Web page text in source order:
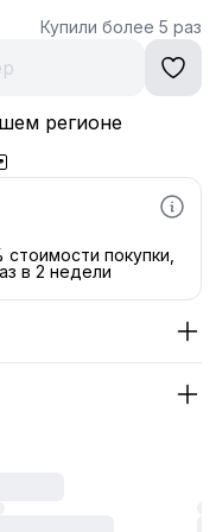
Купили более 5 раз
регионе
покупки,
в 2 недели